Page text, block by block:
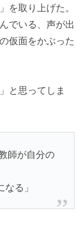
を取り上げた。
でいる、声が出
仮面をかぶった
と思ってしま
師が自分の
る」